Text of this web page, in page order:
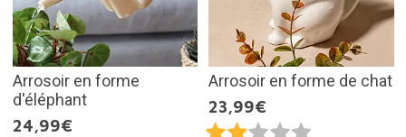
Arrosoir en forme
d'éléphant
24,99€
Arrosoir en forme de chat
23,99€